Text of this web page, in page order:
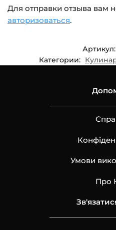
Для отправки отзыва вам
авторизоваться.
Артикул:
Категории:
Умови
Про